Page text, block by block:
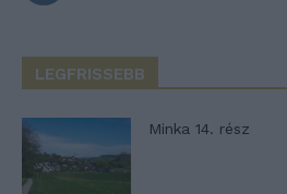
LEGFRISSEBB
Minka 14. rész